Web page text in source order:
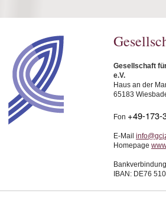
Gesellschaft
e.V.
Haus an der
65183
Fon +49-173-
E-Mail
Homepage
IBAN: DE76